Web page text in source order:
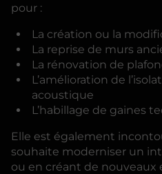
pour :
La création ou la
La reprise de murs
La rénovation de
L’amélioration de
acoustique
L’habillage de gaines
Elle est également
souhaite moderniser un
ou en créant de nouveaux